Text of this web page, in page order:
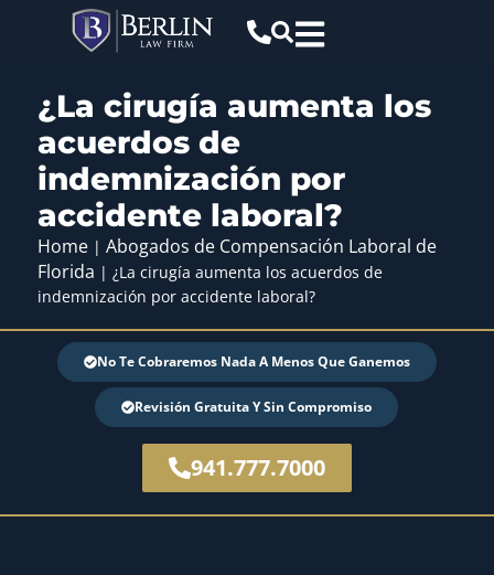
¿La cirugía aumenta los
acuerdos de
indemnización por
accidente laboral?
Home| Abogados de Compensación Laboral de
Florida | ¿La cirugía aumenta los acuerdos de
indemnización por accidente laboral?
No Te Cobraremos Nada A Menos Que Ganemos
Revisión Gratuita Y Sin Compromiso
941.777.7000